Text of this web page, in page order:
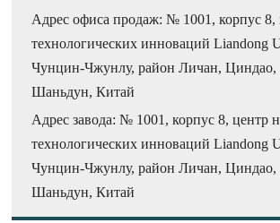
Адрес офиса продаж: № 1001, корпус 8,
технологических инноваций Liandong
Чунцин-Чжунлу, район Личан, Циндао,
Шаньдун, Китай
Адрес завода: № 1001, корпус 8, центр
технологических инноваций Liandong
Чунцин-Чжунлу, район Личан, Циндао,
Шаньдун, Китай